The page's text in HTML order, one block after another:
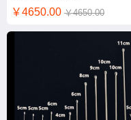
￥4650.00 ￥4650.00